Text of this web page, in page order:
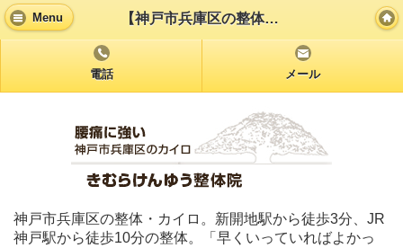
Menu 【神戸市兵庫区の整体】口コミで評判の「きむらけんゆう整体院」/HOME
電話 メール
神戸市兵庫区の整体・カイロ。新開地駅から徒歩3分、JR
神戸駅から徒歩10分の整体。「早くいっていればよかっ